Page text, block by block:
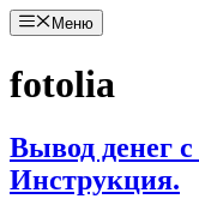
Перейти
к
Меню
fotolia
Вывод денег
Инструкция.